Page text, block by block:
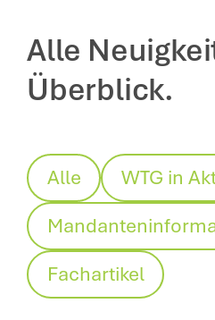
Alle
Überblick.
Alle WTG in
Fachartikel